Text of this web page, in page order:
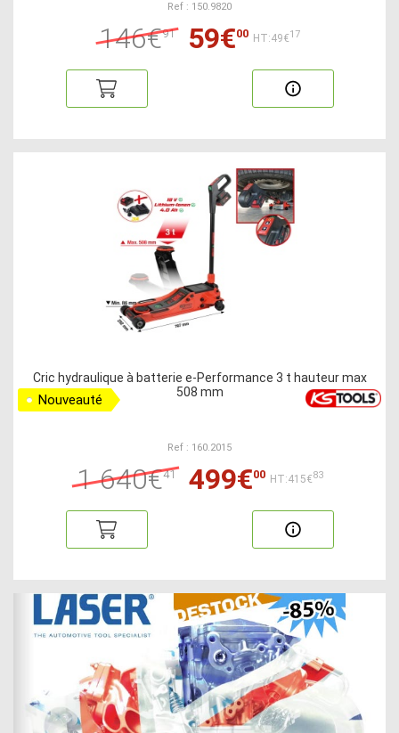
Ref : 150.9820
146€91 59€00 HT:49€17
Cric hydraulique à batterie e-Performance 3 t hauteur max
508 mm
Nouveauté
Ref : 160.2015
1 640€41 499€00 HT:415€83